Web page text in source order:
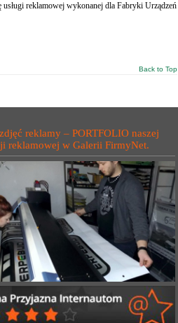
reklamowej wykonanej dla Fabryki Urządzeń
Back to Top
reklamy – PORTFOLIO naszej
reklamowej w Galerii FirmyNet.